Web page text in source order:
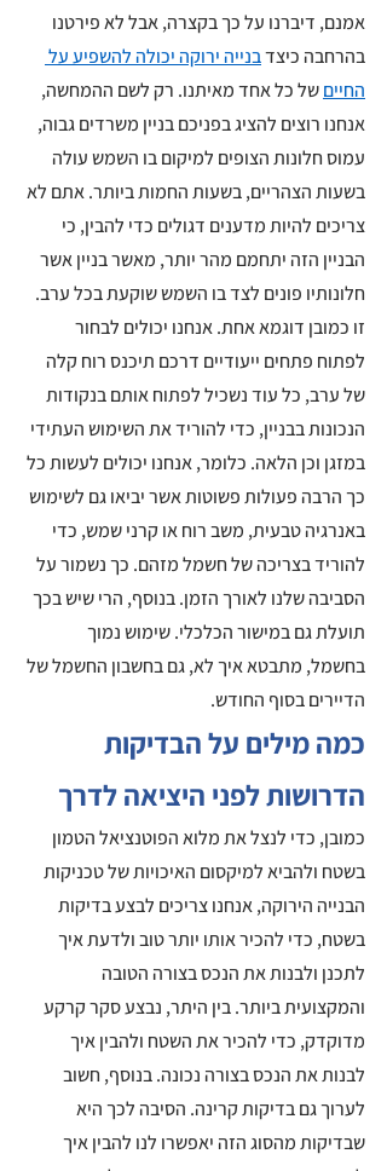
אמנם, דיברנו על כך בקצרה, אבל לא פירטנו
בהרחבה כיצד בנייה ירוקה יכולה להשפיע על
החיים של כל אחד מאיתנו. רק לשם ההמחשה,
אנחנו רוצים להציג בפניכם בניין משרדים גבוה,
עמוס חלונות הצופים למיקום בו השמש עולה
בשעות הצהריים, בשעות החמות ביותר. אתם לא
צריכים להיות מדענים דגולים כדי להבין, כי
הבניין הזה יתחמם מהר יותר, מאשר בניין אשר
חלונותיו פונים לצד בו השמש שוקעת בכל ערב.
זו כמובן דוגמא אחת. אנחנו יכולים לבחור
לפתוח פתחים ייעודיים דרכם תיכנס רוח קלה
של ערב, כל עוד נשכיל לפתוח אותם בנקודות
הנכונות בבניין, כדי להוריד את השימוש העתידי
במזגן וכן הלאה. כלומר, אנחנו יכולים לעשות כל
כך הרבה פעולות פשוטות אשר יביאו גם לשימוש
באנרגיה טבעית, משב רוח או קרני שמש, כדי
להוריד בצריכה של חשמל מזהם. כך נשמור על
הסביבה שלנו לאורך הזמן. בנוסף, הרי שיש בכך
תועלת גם במישור הכלכלי. שימוש נמוך
בחשמל, מתבטא איך לא, גם בחשבון החשמל של
הדיירים בסוף החודש.
כמה מילים על הבדיקות
הדרושות לפני היציאה לדרך
כמובן, כדי לנצל את מלוא הפוטנציאל הטמון
בשטח ולהביא למיקסום האיכויות של טכניקות
הבנייה הירוקה, אנחנו צריכים לבצע בדיקות
בשטח, כדי להכיר אותו יותר טוב ולדעת איך
לתכנן ולבנות את הנכס בצורה הטובה
והמקצועית ביותר. בין היתר, נבצע סקר קרקע
מדוקדק, כדי להכיר את השטח ולהבין איך
לבנות את הנכס בצורה נכונה. בנוסף, חשוב
לערוך גם בדיקות קרינה. הסיבה לכך היא
שבדיקות מהסוג הזה יאפשרו לנו להבין איך